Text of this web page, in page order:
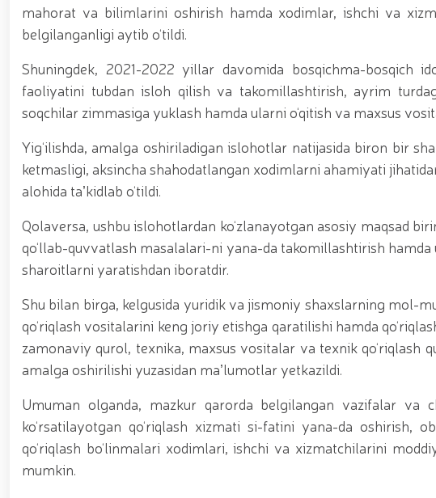
mahorat va bilimlarini oshirish hamda xodimlar, ishchi va
belgilanganligi aytib o‘tildi.
Shuningdek, 2021-2022 yillar davomida bosqichma-bosqich
faoliyatini tubdan isloh qilish va takomillashtirish, ayrim
soqchilar zimmasiga yuklash hamda ularni o‘qitish va maxsus
Yig‘ilishda, amalga oshiriladigan islohotlar natijasida biron bir
ketmasligi, aksincha shahodatlangan xodimlarni ahamiyati
alohida taʼkidlab o‘tildi.
Qolaversa, ushbu islohotlardan ko‘zlanayotgan asosiy maqsad
qo‘llab-quvvatlash masalalari-ni yana-da takomillashtirish
sharoitlarni yaratishdan iboratdir.
Shu bilan birga, kelgusida yuridik va jismoniy shaxslarning mol-
qo‘riqlash vositalarini keng joriy etishga qaratilishi hamda
zamonaviy qurol, texnika, maxsus vositalar va texnik qo‘riqlash
amalga oshirilishi yuzasidan maʼlumotlar yetkazildi.
Umuman olganda, mazkur qarorda belgilangan vazifalar va
ko‘rsatilayotgan qo‘riqlash xizmati si-fatini yana-da oshirish,
qo‘riqlash bo‘linmalari xodimlari, ishchi va xizmatchilarini
mumkin.